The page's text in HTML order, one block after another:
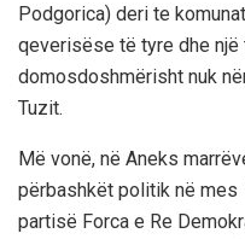
Podgorica) deri te
qeverisëse të tyre dhe
domosdoshmërisht nuk
Tuzit.
Më vonë, në Aneks
përbashkët politik në
partisë Forca e Re